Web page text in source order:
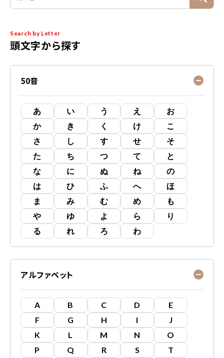
Search by Letter
頭文字から探す
50音
あ い う え
お
か
き く け
こ
さ
し す せ
そ
た
ち つ て
と
な
に ぬ ね
の
は
ひ ふ へ
ほ
ま
み む め
も
や
ゆ よ ら
り
る
れ ろ わ
アルファベット
A B C D
E
F
G H I
J
K
L M N
O
P
Q R S
T